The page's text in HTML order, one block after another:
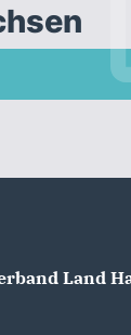
Land